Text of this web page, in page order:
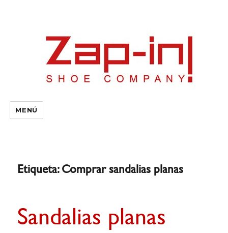
MENÚ
Etiqueta:Comprar sandalias planas
Sandalias planas